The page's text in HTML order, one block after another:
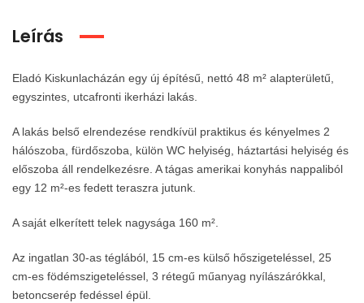
Leírás
Eladó Kiskunlacházán egy új építésű, nettó 48 m² alapterületű,
egyszintes, utcafronti ikerházi lakás.
A lakás belső elrendezése rendkívül praktikus és kényelmes 2
hálószoba, fürdőszoba, külön WC helyiség, háztartási helyiség és
előszoba áll rendelkezésre. A tágas amerikai konyhás nappaliból
egy 12 m²-es fedett teraszra jutunk.
A saját elkerített telek nagysága 160 m².
Az ingatlan 30-as téglából, 15 cm-es külső hőszigeteléssel, 25
cm-es födémszigeteléssel, 3 rétegű műanyag nyílászárókkal,
betoncserép fedéssel épül.